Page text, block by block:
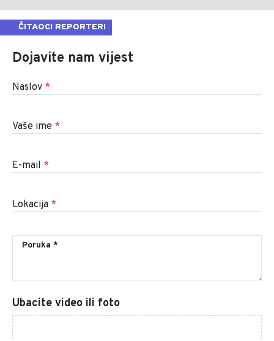
ČITAOCI REPORTERI
Dojavite nam vijest
Naslov *
Vaše ime *
E-mail *
Lokacija *
Ubacite video ili foto